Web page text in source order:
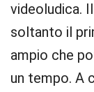
videoludica.
soltanto il
ampio che
un tempo. A